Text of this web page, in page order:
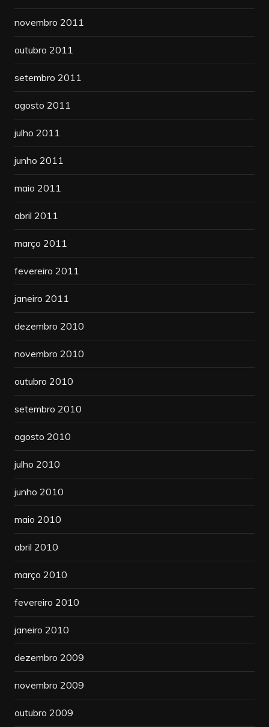
novembro 2011
outubro 2011
setembro 2011
agosto 2011
julho 2011
junho 2011
maio 2011
abril 2011
março 2011
fevereiro 2011
janeiro 2011
dezembro 2010
novembro 2010
outubro 2010
setembro 2010
agosto 2010
julho 2010
junho 2010
maio 2010
abril 2010
março 2010
fevereiro 2010
janeiro 2010
dezembro 2009
novembro 2009
outubro 2009